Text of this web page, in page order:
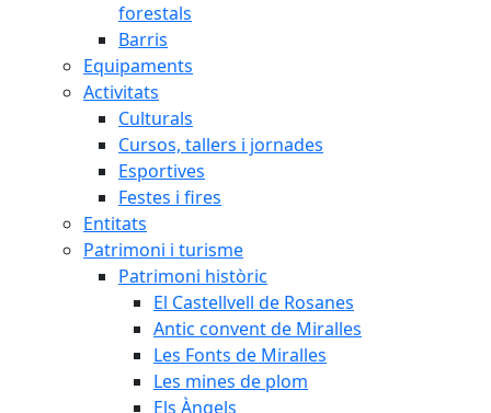
forestals
Barris
Equipaments
Activitats
Culturals
Cursos, tallers i jornades
Esportives
Festes i fires
Entitats
Patrimoni i turisme
Patrimoni històric
El Castellvell de Rosanes
Antic convent de Miralles
Les Fonts de Miralles
Les mines de plom
Els Àngels